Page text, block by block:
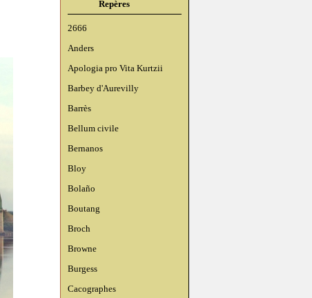
Repères
2666
Anders
Apologia pro Vita Kurtzii
Barbey d'Aurevilly
Barrès
Bellum civile
Bernanos
Bloy
Bolaño
Boutang
Broch
Browne
Burgess
Cacographes